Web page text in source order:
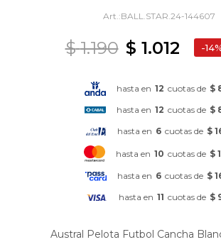
BALL.STAR.24-144607
$ 1.012
$ 1.190 14
hasta en 12 cuotas de $
hasta en 12 cuotas de $
hasta en 6 cuotas de $
hasta en 10 cuotas de $
hasta en 6 cuotas de $
hasta en 11 cuotas de $
Austral Pelota Futbol Cancha